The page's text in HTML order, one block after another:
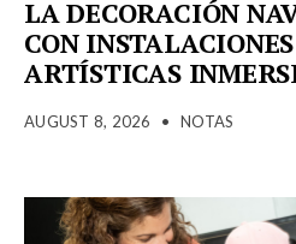
LA DECORACIÓN
CON INSTALACIONES
ARTÍSTICAS
AUGUST 8, 2026 • NOTAS